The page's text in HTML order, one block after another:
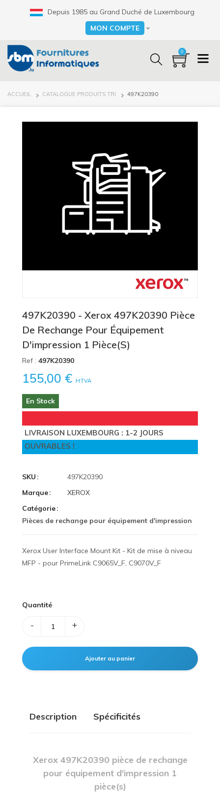
Depuis 1985 au Grand Duché de Luxembourg
Select your language
MON COMPTE
0
FIL
ACCUEIL CATALOGUE PRODUITS TRI 497K20390
497K20390 - Xerox 497K20390 Pièce
De Rechange Pour Équipement
D'impression 1 Pièce(s)
Ref : 497K20390
155,00 € HTVA
En Stock
LIVRAISON LUXEMBOURG : 1-2 JOURS
OUVRABLES !
SKU
497K20390
Marque
XEROX
Catégorie
Pièces de rechange pour équipement d'impression
Xerox User Interface Mount Kit - Kit de mise à niveau
MFP - pour PrimeLink C9065V_F, C9070V_F
Quantité
- +
Description Spécificités
Xerox 497K20390 pièce de rechange
pour équipement d'impression 1
pièce(s)